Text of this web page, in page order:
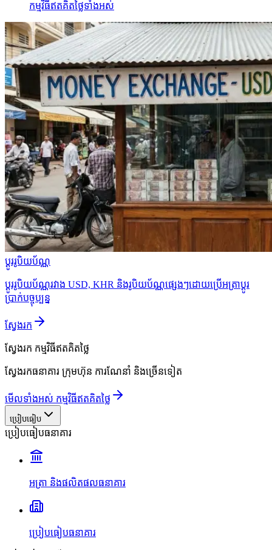
កម្មវិធីឥតគិតថ្លៃទាំងអស់
ប្ដូររូបិយប័ណ្ណ
ប្ដូររូបិយប័ណ្ណរវាង USD, KHR និងរូបិយប័ណ្ណផ្សេងៗដោយប្រើអត្រាប្ដូរ
ប្រាក់បច្ចុប្បន្ន
ស្វែងរក
ស្វែងរក កម្មវិធីឥតគិតថ្លៃ
ស្វែងរកធនាគារ ក្រុមហ៊ុន ការណែនាំ និងច្រើនទៀត
មើលទាំងអស់ កម្មវិធីឥតគិតថ្លៃ
ប្រៀបធៀប
ប្រៀបធៀបធនាគារ
អត្រា និងផលិតផលធនាគារ
ប្រៀបធៀបធនាគារ